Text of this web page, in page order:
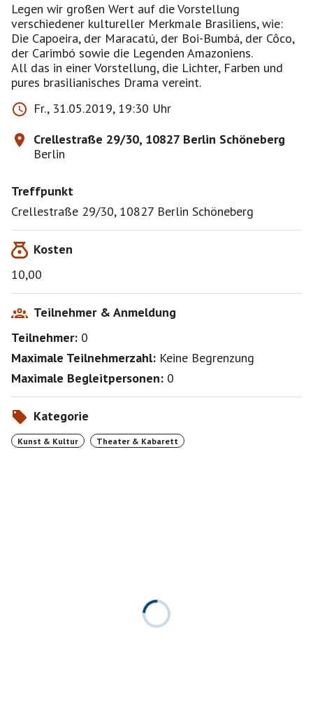
Legen wir großen Wert auf die Vorstellung
verschiedener kultureller Merkmale Brasiliens, wie:
Die Capoeira, der Maracatú, der Boi-Bumbá, der Côco,
der Carimbó sowie die Legenden Amazoniens.
All das in einer Vorstellung, die Lichter, Farben und
pures brasilianisches Drama vereint.
Fr., 31.05.2019, 19:30 Uhr
Crellestraße 29/30, 10827 Berlin Schöneberg
Berlin
Treffpunkt
Crellestraße 29/30, 10827 Berlin Schöneberg
Kosten
10,00
Teilnehmer & Anmeldung
Teilnehmer: 0
Maximale Teilnehmerzahl: Keine Begrenzung
Maximale Begleitpersonen: 0
Kategorie
Kunst & Kultur Theater & Kabarett